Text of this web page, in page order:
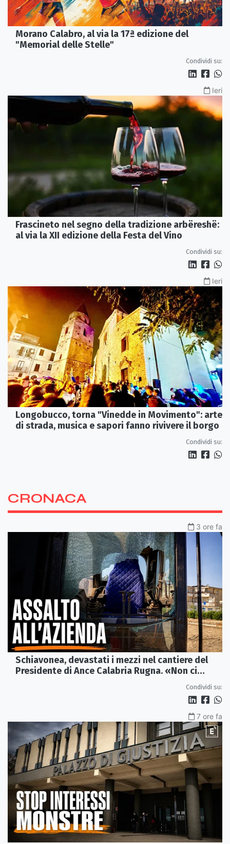
Morano Calabro, al via la 17ª edizione del
"Memorial delle Stelle"
Condividi su:
Ieri
Frascineto nel segno della tradizione arbëreshë:
al via la XII edizione della Festa del Vino
Condividi su:
Ieri
Longobucco, torna "Vinedde in Movimento": arte
di strada, musica e sapori fanno rivivere il borgo
Condividi su:
CRONACA
3 ore fa
Schiavonea, devastati i mezzi nel cantiere del
Presidente di Ance Calabria Rugna. «Non ci
Condividi su:
7 ore fa